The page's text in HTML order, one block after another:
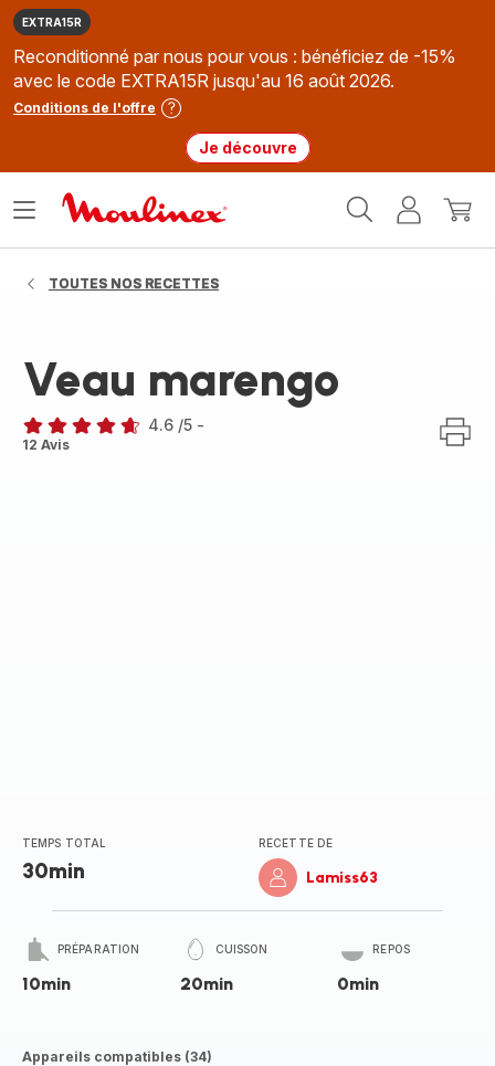
EXTRA15R
Reconditionné par nous pour vous : bénéficiez de -15%
avec le code EXTRA15R jusqu'au 16 août 2026.
Conditions de l'offre
Je découvre
MonMon
Ouvrir
TOUTES NOS RECETTES
Veau marengo
ratings.4.6
4.6 /5 -
12 Avis
TEMPS TOTAL
30min
RECETTE DE
Lamiss63
PRÉPARATION
10min
CUISSON
20min
REPOS
0min
Appareils compatibles (34)